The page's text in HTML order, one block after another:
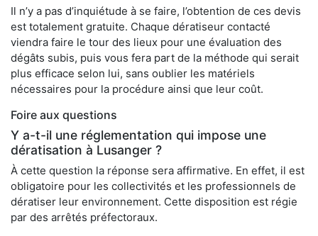
Il n’y a pas d’inquiétude à se faire, l’obtention de ces devis
est totalement gratuite. Chaque dératiseur contacté
viendra faire le tour des lieux pour une évaluation des
dégâts subis, puis vous fera part de la méthode qui serait
plus efficace selon lui, sans oublier les matériels
nécessaires pour la procédure ainsi que leur coût.
Foire aux questions
Y a-t-il une réglementation qui impose une
dératisation à Lusanger ?
À cette question la réponse sera affirmative. En effet, il est
obligatoire pour les collectivités et les professionnels de
dératiser leur environnement. Cette disposition est régie
par des arrêtés préfectoraux.